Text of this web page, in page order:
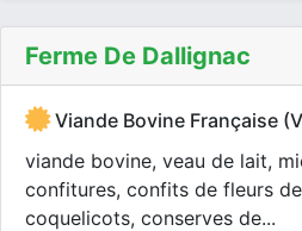
Ferme De Dallignac
Viande Bovine Française
viande bovine, veau de lait,
confitures, confits de fleurs
coquelicots, conserves de...